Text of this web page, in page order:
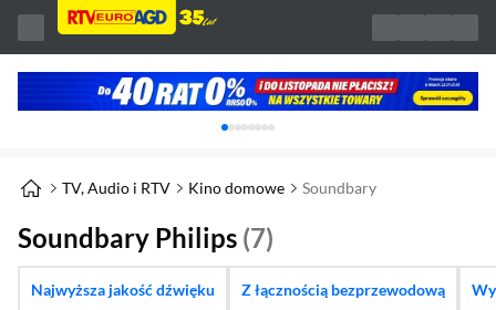
Karuzela z banerami, aktualny element 1 z
TV, Audio i RTV Kino domowe Soundbary
Soundbary Philips (7)
Najwyższa jakość dźwięku Z łącznością bezprzewodową